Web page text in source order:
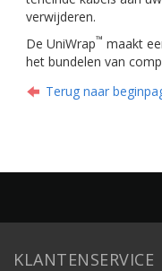
verwijderen.
De UniWrap™ maakt
het bundelen van
Terug naar
KLANTENSERVICE